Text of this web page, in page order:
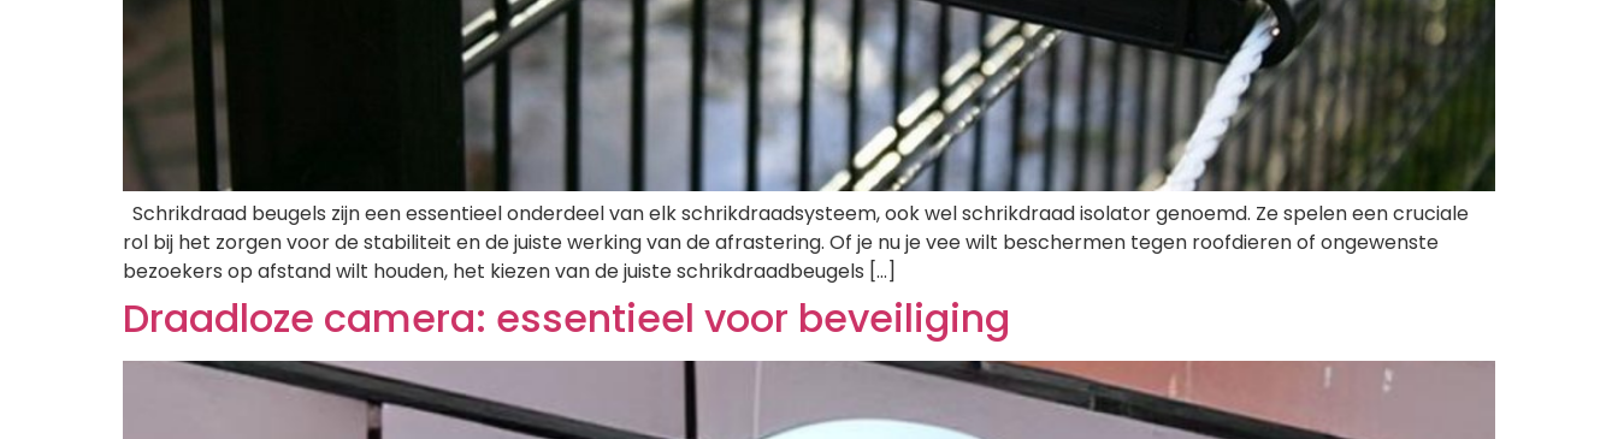
Schrikdraad beugels zijn een essentieel onderdeel van elk schrikdraadsysteem, ook wel schrikdraad isolator genoemd. Ze spelen een cruciale
rol bij het zorgen voor de stabiliteit en de juiste werking van de afrastering. Of je nu je vee wilt beschermen tegen roofdieren of ongewenste
bezoekers op afstand wilt houden, het kiezen van de juiste schrikdraadbeugels […]
Draadloze camera: essentieel voor beveiliging